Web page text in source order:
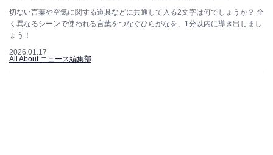
切ない言葉や空気に関する道具などに共通して入る2文字は何でしょうか？ 全
く異なるシーンで使われる言葉をつなぐひらがなを、1分以内に導き出しまし
ょう！
2026.01.17
All About ニュース編集部